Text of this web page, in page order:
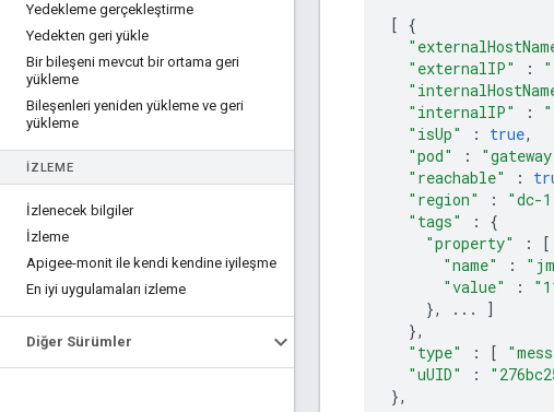
Yedekleme gerçekleştirme
Yedekten geri yükle
Bir bileşeni mevcut bir ortama geri
yükleme
Bileşenleri yeniden yükleme ve geri
yükleme
İZLEME
İzlenecek bilgiler
İzleme
Apigee-monit ile kendi kendine iyileşme
En iyi uygulamaları izleme
Diğer Sürümler
[ {
"externalIP"
:
"internalIP"
:
"isUp"
: true,
"pod"
:
"reachable"
:
"region"
: "dc-
"tags"
:
{
"property"
: [
"name"
:
"value"
:
},
...
]
},
"type"
: [
"uUID"
:
},